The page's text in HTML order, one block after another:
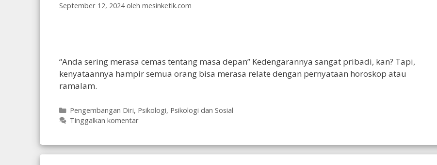
September 12, 2024 oleh mesinketik.com
“Anda sering merasa cemas tentang masa depan” Kedengarannya sangat pribadi, kan? Tapi,
kenyataannya hampir semua orang bisa merasa relate dengan pernyataan horoskop atau
ramalam.
Kategori
Pengembangan Diri, Psikologi, Psikologi dan Sosial
Tinggalkan komentar